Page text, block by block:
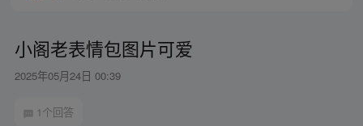
小阁老表情包图片可爱
2025年05月24日 00:39
1个回答